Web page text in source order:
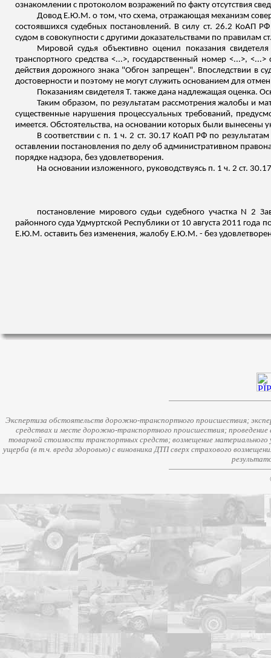
ознакомлении с протоколом возражений по факту отсутствия
Довод Е.Ю.М. о том, что схема, отражающая механизм
состоявшихся судебных постановлений. В силу ст. 26.2 КоАП
судом в совокупности с другими доказательствами по правилам
Мировой судья объективно оценил показания
транспортного средства <...>, государственный номер <...>,
действия дорожного знака "Обгон запрещен". Впоследствии в
достоверности и поэтому не могут служить основанием для
Показаниям свидетеля Т. также дана надлежащая оценка.
Таким образом, по результатам рассмотрения жалобы и
существенные нарушения процессуальных требований,
имеется. Обстоятельства, на основании которых были вынесены
В соответствии с п. 1 ч. 2 ст. 30.17 КоАП РФ по
оставлении постановления по делу об административном
порядке надзора, без удовлетворения.
На основании изложенного, руководствуясь п. 1 ч. 2 ст.
постановление мирового судьи судебного участка N 2
районного суда Удмуртской Республики от 10 августа 2011
Е.Ю.М. оставить без изменения, жалобу Е.Ю.М. - без
Экспертиза обстоятельств дорожно-транспортного происшествия;
средствах и месте дорожно-транспортного происшествия;
товарной стоимости транспортных средств; возмещение
ущерба (в т.ч. вреда здоровью) с виновника ДТП сверх страхового